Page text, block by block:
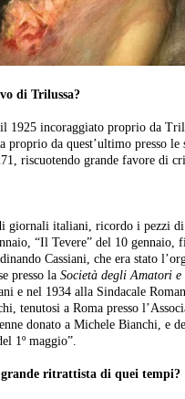
di Trilussa?
1925 incoraggiato proprio da
proprio da quest’ultimo presso le
riscuotendo grande favore di
giornali italiani, ricordo i pezzi
“Il Tevere” del 10 gennaio,
Cassiani, che era stato
presso la Società degli Amatori
e nel 1934 alla Sindacale
tenutosi a Roma presso
donato a Michele Bianchi, e
1º maggio”.
ritrattista di quei tempi?